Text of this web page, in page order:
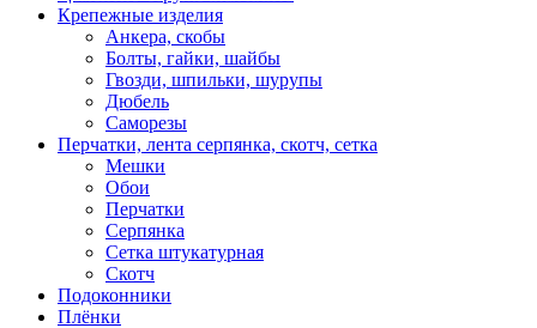
Крепежные изделия
Анкера, скобы
Болты, гайки, шайбы
Гвозди, шпильки, шурупы
Дюбель
Саморезы
Перчатки, лента серпянка, скотч, сетка
Мешки
Обои
Перчатки
Серпянка
Сетка штукатурная
Скотч
Подоконники
Плёнки